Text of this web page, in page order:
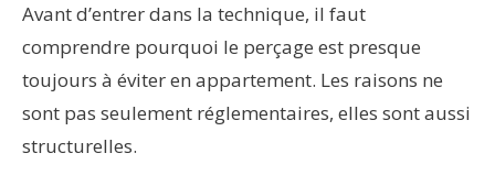
Avant d’entrer dans la technique, il faut
comprendre pourquoi le perçage est presque
toujours à éviter en appartement. Les raisons ne
sont pas seulement réglementaires, elles sont aussi
structurelles.